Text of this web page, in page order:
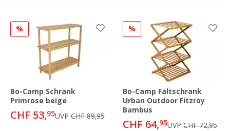
%
Bo-Camp Schrank
Primrose beige
CHF 53,95UVP CHF 89,95
%
Bo-Camp Faltschrank
Urban Outdoor Fitzroy
Bambus
CHF 64,95UVP CHF 72,95